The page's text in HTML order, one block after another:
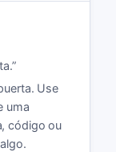
”
Use
uma
código ou